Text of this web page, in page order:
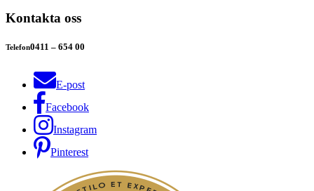
Kontakta oss
Telefon0411 – 654 00
E-post
Facebook
Instagram
Pinterest